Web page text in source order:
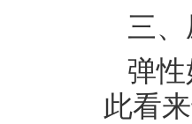
三、
弹性
此看